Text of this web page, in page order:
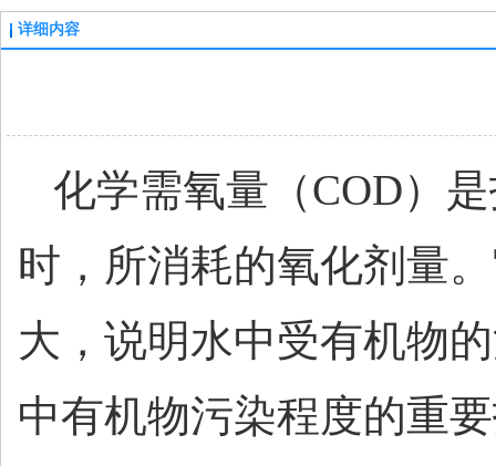
详细内容
化学需氧量（COD）
时，所消耗的氧化剂量
大，说明水中受有机物
中有机物污染程度的重